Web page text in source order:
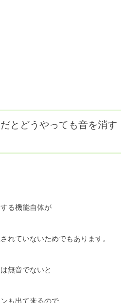
とどうやっても音を消す
る機能自体が
れていないためでもあります。
無音でないと
も出て来るので、